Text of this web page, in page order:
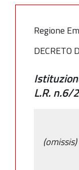
Regione
DECRETO
L.R. n.6/
(omissis)